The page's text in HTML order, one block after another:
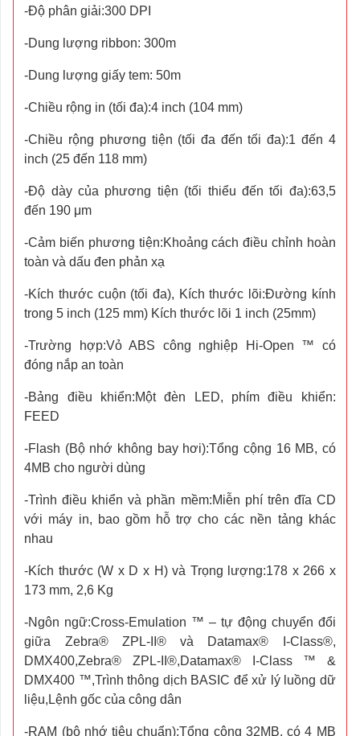
-Độ phân giải:300 DPI
-Dung lượng ribbon: 300m
-Dung lượng giấy tem: 50m
-Chiều rộng in (tối đa):4 inch (104 mm)
-Chiều rộng phương tiện (tối đa đến tối đa):1 đến 4
inch (25 đến 118 mm)
-Độ dày của phương tiện (tối thiểu đến tối đa):63,5
đến 190 μm
-Cảm biến phương tiện:Khoảng cách điều chỉnh hoàn
toàn và dấu đen phản xạ
-Kích thước cuộn (tối đa), Kích thước lõi:Đường kính
trong 5 inch (125 mm) Kích thước lõi 1 inch (25mm)
-Trường hợp:Vỏ ABS công nghiệp Hi-Open ™ có
đóng nắp an toàn
-Bảng điều khiển:Một đèn LED, phím điều khiển:
FEED
-Flash (Bộ nhớ không bay hơi):Tổng cộng 16 MB, có
4MB cho người dùng
-Trình điều khiển và phần mềm:Miễn phí trên đĩa CD
với máy in, bao gồm hỗ trợ cho các nền tảng khác
nhau
-Kích thước (W x D x H) và Trọng lượng:178 x 266 x
173 mm, 2,6 Kg
-Ngôn ngữ:Cross-Emulation ™ – tự động chuyển đổi
giữa Zebra® ZPL-II® và Datamax® I-Class®,
DMX400,Zebra® ZPL-II®,Datamax® I-Class ™ &
DMX400 ™,Trình thông dịch BASIC để xử lý luồng dữ
liệu,Lệnh gốc của công dân
-RAM (bộ nhớ tiêu chuẩn):Tổng cộng 32MB, có 4 MB